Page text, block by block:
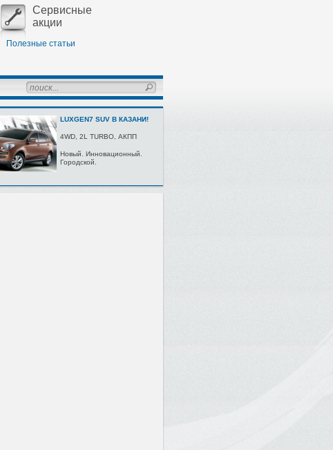
Сервисные
акции
Полезные статьи
LUXGEN7 SUV В КАЗАНИ!
4WD, 2L TURBО, AКПП
Нoвый. Иннoвaциoнный.
Гoрoдскoй.